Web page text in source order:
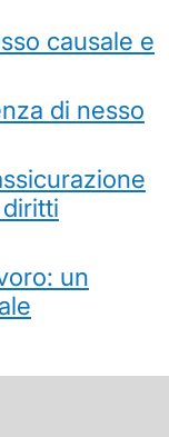
causale e
di nesso
un